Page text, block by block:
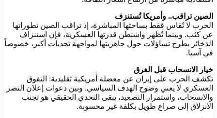
الصين تراقب.. وأمريكا تُستنزف
الحرب لا تُقاس فقط بساحتها المباشرة، إذ تراقب الصين تطوراتها
عن كثب. وبينما تُظهر واشنطن قدرتها العسكرية، فإن استنزاف
الذخائر يطرح تساؤلات حول جاهزيتها لمواجهة تحديات أكبر، خصوصاً
في آسيا.
خيار الانسحاب قبل الغرق
تكشف الحرب على إيران عن معضلة أمريكية تقليدية: التفوق
العسكري لا يعني وضوح الهدف السياسي. وبين دعوات إعلان النصر
والانسحاب، واستمرار التصعيد، يبقى التحدي الحقيقي هو تجنب
الانزلاق إلى صراع طويل بكلفة غير محسوبة.